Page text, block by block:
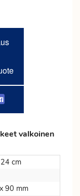
valkoinen
cm
90 mm